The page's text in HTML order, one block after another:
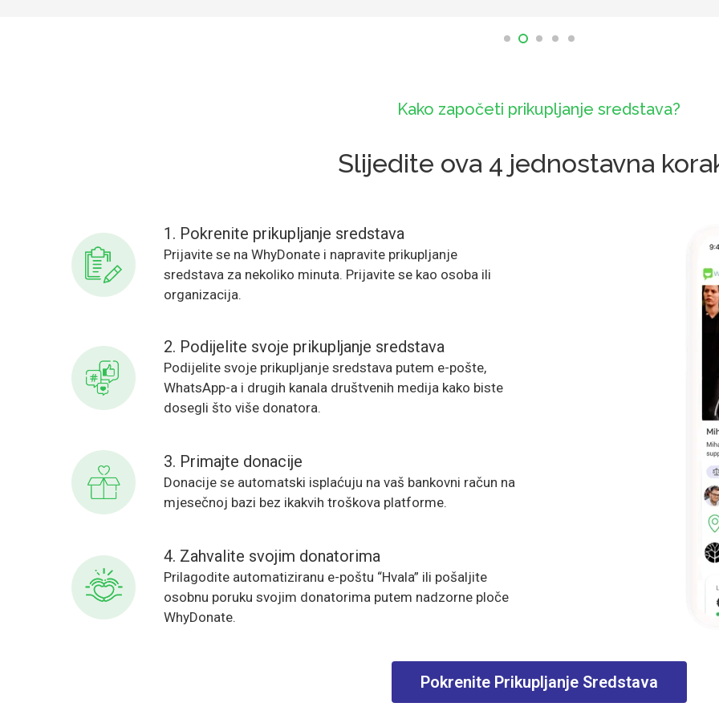
Kako započeti prikupljanje sredstava?
Slijedite ova 4 jednostavna
1. Pokrenite prikupljanje sredstava
Prijavite se na WhyDonate i napravite prikupljanje
sredstava za nekoliko minuta. Prijavite se kao osoba ili
organizacija.
2. Podijelite svoje prikupljanje sredstava
Podijelite svoje prikupljanje sredstava putem e-pošte,
WhatsApp-a i drugih kanala društvenih medija kako biste
dosegli što više donatora.
3. Primajte donacije
Donacije se automatski isplaćuju na vaš bankovni račun na
mjesečnoj bazi bez ikakvih troškova platforme.
4. Zahvalite svojim donatorima
Prilagodite automatiziranu e-poštu “Hvala” ili pošaljite
osobnu poruku svojim donatorima putem nadzorne ploče
WhyDonate.
Pokrenite Prikupljanje Sredstava